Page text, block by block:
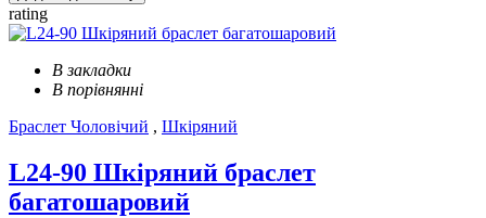
rating
В закладки
В порівнянні
Браслет Чоловічий , Шкіряний
L24-90 Шкіряний браслет
багатошаровий